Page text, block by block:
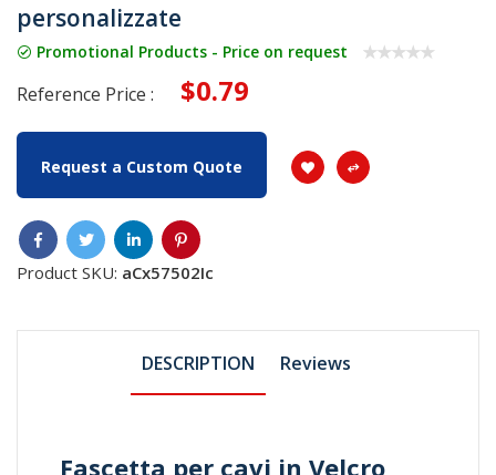
personalizzate
Promotional Products - Price on request
Reference Price : $0.79
Request a Custom Quote
Product SKU: aCx57502Ic
DESCRIPTION Reviews
Fascetta per cavi in ​​Velcro